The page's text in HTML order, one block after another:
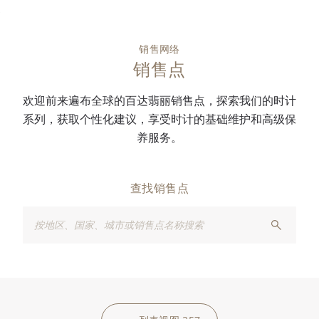
销售网络
销售点
欢迎前来遍布全球的百达翡丽销售点，探索我们的时计
系列，获取个性化建议，享受时计的基础维护和高级保
养服务。
查找销售点